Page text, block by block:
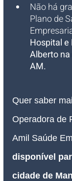
Não há
Plano de
Hospital
Alberto
AM.
Quer saber
Operadora de
Amil Saúde
disponível
cidade de